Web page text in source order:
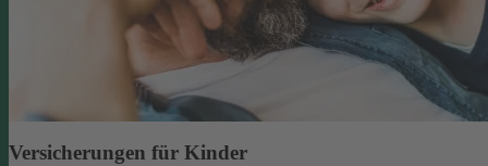
Versicherungen für Kinder